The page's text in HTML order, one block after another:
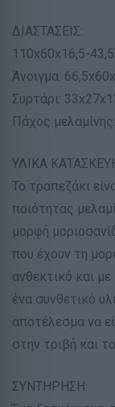
ΔΙΑΣΤΑΣΕΙΣ:
110x60x16,5-
Άνοιγμα:
Συρτάρι:
Πάχος
ΥΛΙΚΑ
Το τραπεζάκι
ποιότητας
μορφή
που έχουν τη
ανθεκτικό και
ένα συνθετικό
αποτέλεσμα να
στην τριβή και
ΣΥΝΤΗΡΗΣΗ: